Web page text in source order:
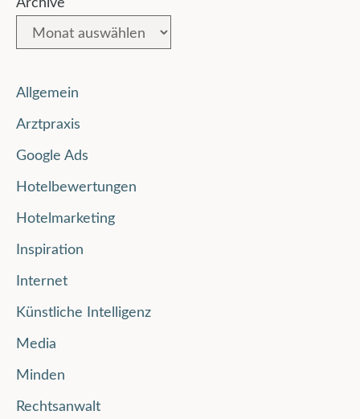
Archive
Allgemein
Arztpraxis
Google Ads
Hotelbewertungen
Hotelmarketing
Inspiration
Internet
Künstliche Intelligenz
Media
Minden
Rechtsanwalt